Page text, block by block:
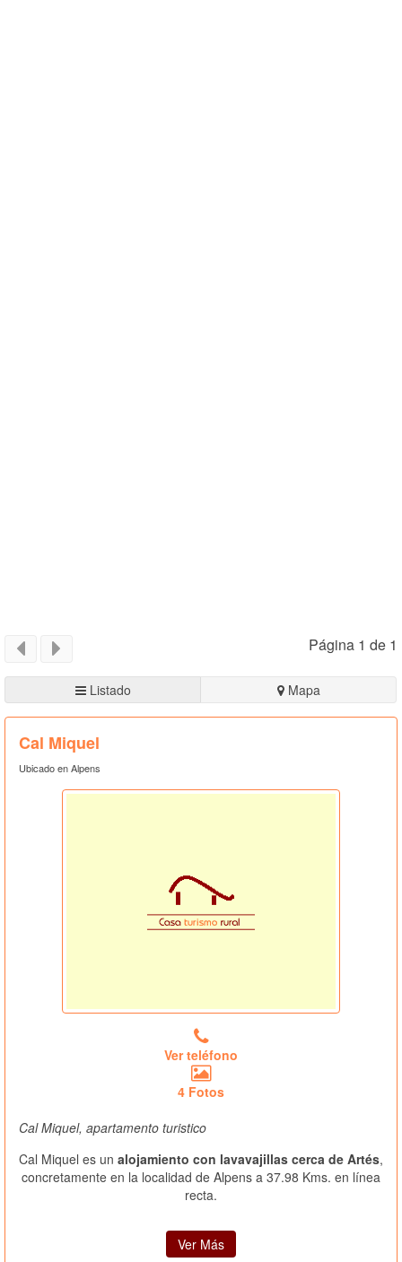
Página 1 de 1
Listado Mapa
Cal Miquel
Ubicado en Alpens
Ver teléfono
4 Fotos
Cal Miquel, apartamento turistico
Cal Miquel es un alojamiento con lavavajillas cerca de Artés,
concretamente en la localidad de Alpens a 37.98 Kms. en línea
recta.
Ver Más